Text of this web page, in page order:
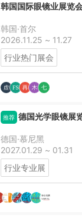
韩国国际眼镜业展览
韩国·首尔
2026.11.25 ~ 11.27
行业热门展会
推荐 德国光学眼镜展
德国·慕尼黑
2027.01.29 ~ 01.31
行业专业展